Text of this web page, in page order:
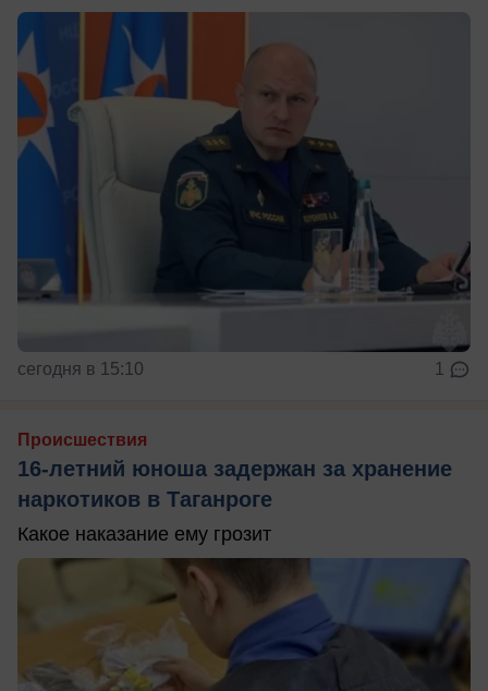
сегодня в 15:10 1
Происшествия
16-летний юноша задержан за хранение
наркотиков в Таганроге
Какое наказание ему грозит